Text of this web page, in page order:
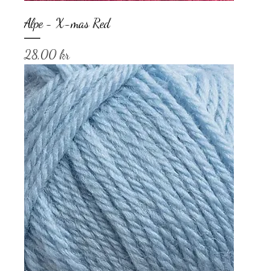
Alpe - X-mas Red
Pris
28,00 kr